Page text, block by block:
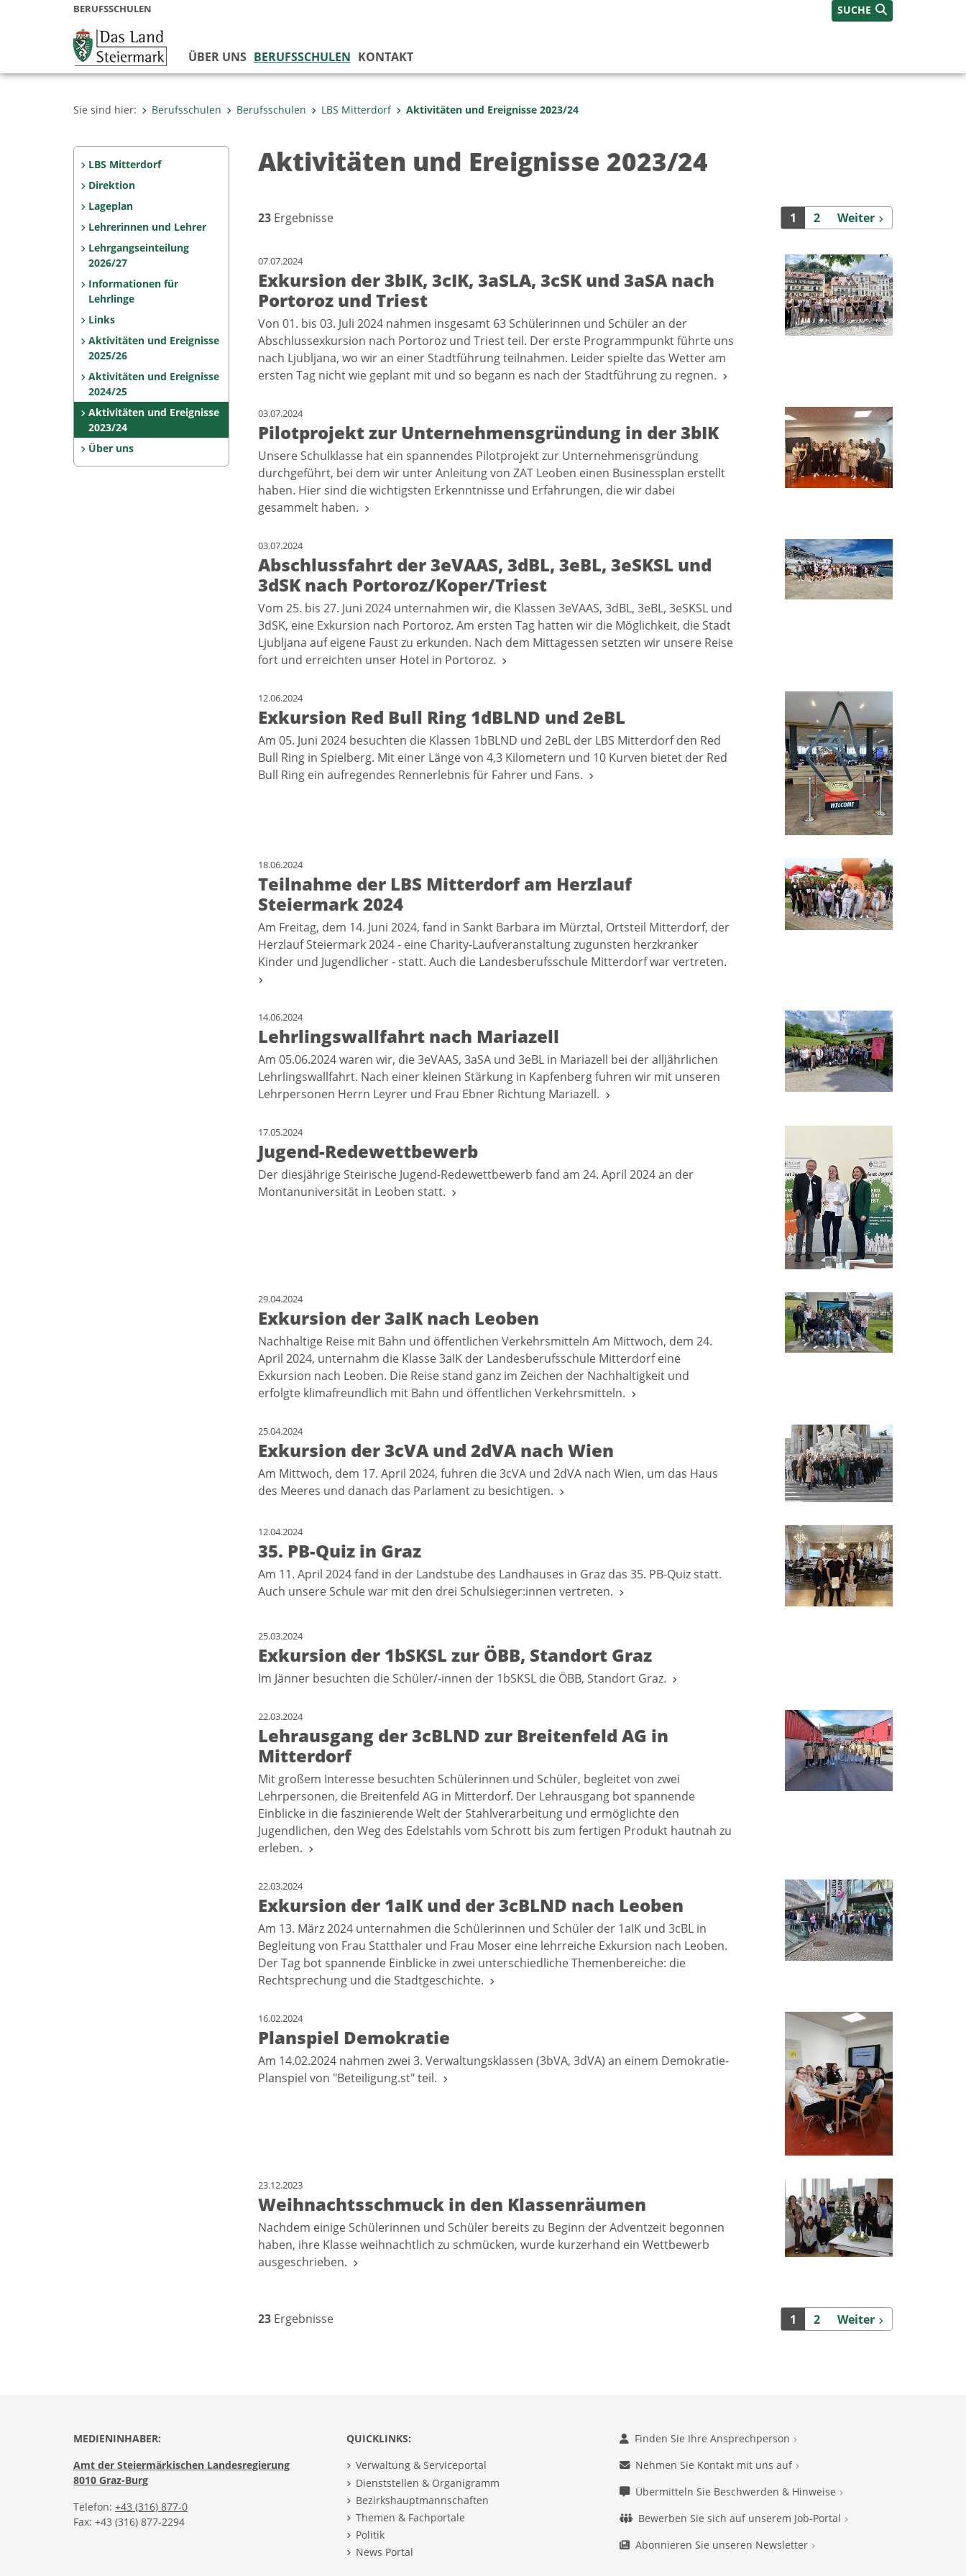
BERUFSSCHULEN SUCHE
ÜBER UNS BERUFSSCHULEN KONTAKT
Sie sind hier: Berufsschulen Berufsschulen LBS Mitterdorf Aktivitäten und Ereignisse 2023/24
LBS Mitterdorf
Direktion
Lageplan
Lehrerinnen und Lehrer
Lehrgangseinteilung
2026/27
Informationen für
Lehrlinge
Links
Aktivitäten und Ereignisse
2025/26
Aktivitäten und Ereignisse
2024/25
Aktivitäten und Ereignisse
2023/24
Über uns
Aktivitäten und Ereignisse 2023/24
23Ergebnisse 1 2 Weiter
Weiter
07.07.2024
Exkursion der 3bIK, 3cIK, 3aSLA, 3cSK und 3aSA nach
Portoroz und Triest
Von 01. bis 03. Juli 2024 nahmen insgesamt 63 Schülerinnen und Schüler an der
Abschlussexkursion nach Portoroz und Triest teil. Der erste Programmpunkt führte uns
nach Ljubljana, wo wir an einer Stadtführung teilnahmen. Leider spielte das Wetter am
ersten Tag nicht wie geplant mit und so begann es nach der Stadtführung zu regnen.
03.07.2024
Pilotprojekt zur Unternehmensgründung in der 3bIK
Unsere Schulklasse hat ein spannendes Pilotprojekt zur Unternehmensgründung
durchgeführt, bei dem wir unter Anleitung von ZAT Leoben einen Businessplan erstellt
haben. Hier sind die wichtigsten Erkenntnisse und Erfahrungen, die wir dabei
gesammelt haben.
03.07.2024
Abschlussfahrt der 3eVAAS, 3dBL, 3eBL, 3eSKSL und
3dSK nach Portoroz/Koper/Triest
Vom 25. bis 27. Juni 2024 unternahmen wir, die Klassen 3eVAAS, 3dBL, 3eBL, 3eSKSL und
3dSK, eine Exkursion nach Portoroz. Am ersten Tag hatten wir die Möglichkeit, die Stadt
Ljubljana auf eigene Faust zu erkunden. Nach dem Mittagessen setzten wir unsere Reise
fort und erreichten unser Hotel in Portoroz.
12.06.2024
Exkursion Red Bull Ring 1dBLND und 2eBL
Am 05. Juni 2024 besuchten die Klassen 1bBLND und 2eBL der LBS Mitterdorf den Red
Bull Ring in Spielberg. Mit einer Länge von 4,3 Kilometern und 10 Kurven bietet der Red
Bull Ring ein aufregendes Rennerlebnis für Fahrer und Fans.
18.06.2024
Teilnahme der LBS Mitterdorf am Herzlauf
Steiermark 2024
Am Freitag, dem 14. Juni 2024, fand in Sankt Barbara im Mürztal, Ortsteil Mitterdorf, der
Herzlauf Steiermark 2024 - eine Charity-Laufveranstaltung zugunsten herzkranker
Kinder und Jugendlicher - statt. Auch die Landesberufsschule Mitterdorf war vertreten.
14.06.2024
Lehrlingswallfahrt nach Mariazell
Am 05.06.2024 waren wir, die 3eVAAS, 3aSA und 3eBL in Mariazell bei der alljährlichen
Lehrlingswallfahrt. Nach einer kleinen Stärkung in Kapfenberg fuhren wir mit unseren
Lehrpersonen Herrn Leyrer und Frau Ebner Richtung Mariazell.
17.05.2024
Jugend-Redewettbewerb
Der diesjährige Steirische Jugend-Redewettbewerb fand am 24. April 2024 an der
Montanuniversität in Leoben statt.
29.04.2024
Exkursion der 3aIK nach Leoben
Nachhaltige Reise mit Bahn und öffentlichen Verkehrsmitteln Am Mittwoch, dem 24.
April 2024, unternahm die Klasse 3aIK der Landesberufsschule Mitterdorf eine
Exkursion nach Leoben. Die Reise stand ganz im Zeichen der Nachhaltigkeit und
erfolgte klimafreundlich mit Bahn und öffentlichen Verkehrsmitteln.
25.04.2024
Exkursion der 3cVA und 2dVA nach Wien
Am Mittwoch, dem 17. April 2024, fuhren die 3cVA und 2dVA nach Wien, um das Haus
des Meeres und danach das Parlament zu besichtigen.
12.04.2024
35. PB-Quiz in Graz
Am 11. April 2024 fand in der Landstube des Landhauses in Graz das 35. PB-Quiz statt.
Auch unsere Schule war mit den drei Schulsieger:innen vertreten.
25.03.2024
Exkursion der 1bSKSL zur ÖBB, Standort Graz
Im Jänner besuchten die Schüler/-innen der 1bSKSL die ÖBB, Standort Graz.
22.03.2024
Lehrausgang der 3cBLND zur Breitenfeld AG in
Mitterdorf
Mit großem Interesse besuchten Schülerinnen und Schüler, begleitet von zwei
Lehrpersonen, die Breitenfeld AG in Mitterdorf. Der Lehrausgang bot spannende
Einblicke in die faszinierende Welt der Stahlverarbeitung und ermöglichte den
Jugendlichen, den Weg des Edelstahls vom Schrott bis zum fertigen Produkt hautnah zu
erleben.
22.03.2024
Exkursion der 1aIK und der 3cBLND nach Leoben
Am 13. März 2024 unternahmen die Schülerinnen und Schüler der 1aIK und 3cBL in
Begleitung von Frau Statthaler und Frau Moser eine lehrreiche Exkursion nach Leoben.
Der Tag bot spannende Einblicke in zwei unterschiedliche Themenbereiche: die
Rechtsprechung und die Stadtgeschichte.
16.02.2024
Planspiel Demokratie
Am 14.02.2024 nahmen zwei 3. Verwaltungsklassen (3bVA, 3dVA) an einem Demokratie-
Planspiel von "Beteiligung.st" teil.
23.12.2023
Weihnachtsschmuck in den Klassenräumen
Nachdem einige Schülerinnen und Schüler bereits zu Beginn der Adventzeit begonnen
haben, ihre Klasse weihnachtlich zu schmücken, wurde kurzerhand ein Wettbewerb
ausgeschrieben.
23Ergebnisse 1 2 Weiter
Weiter
MEDIENINHABER:
Amt der Steiermärkischen Landesregierung
8010 Graz-Burg
Telefon: +43 (316) 877-0
Fax: +43 (316) 877-2294
QUICKLINKS:
Verwaltung & Serviceportal
Dienststellen & Organigramm
Bezirkshauptmannschaften
Themen & Fachportale
Politik
News Portal
Finden Sie Ihre Ansprechperson
Nehmen Sie Kontakt mit uns auf
Übermitteln Sie Beschwerden & Hinweise
Bewerben Sie sich auf unserem Job-Portal
Abonnieren Sie unseren Newsletter